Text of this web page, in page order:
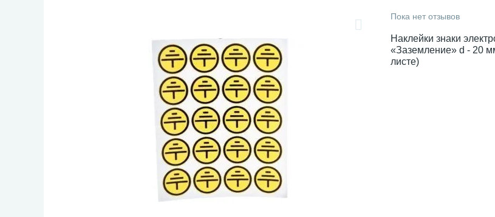
Пока нет отзывов
Наклейки знаки
«Заземление» d - 20
листе)